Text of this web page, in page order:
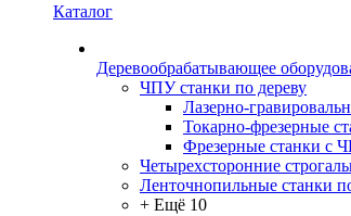
Каталог
Деревообрабатывающее
ЧПУ станки по дереву
Лазерно-
Токарно-фрезерные
Фрезерные станки с
Четырехсторонние
Ленточнопильные станки
+ Ещё 10